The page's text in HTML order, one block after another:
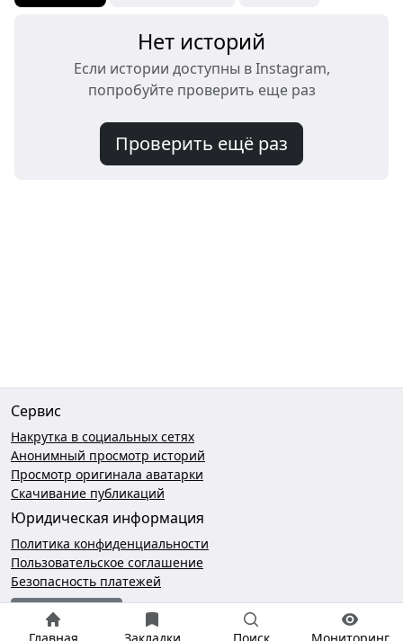
Нет историй
Если истории доступны в Instagram,
попробуйте проверить еще раз
Проверить ещё раз
Сервис
Накрутка в социальных сетях
Анонимный просмотр историй
Просмотр оригинала аватарки
Скачивание публикаций
Юридическая информация
Политика конфиденциальности
Пользовательское соглашение
Безопасность платежей
Чат поддержки